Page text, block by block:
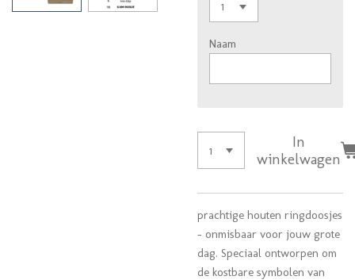
Naam
In
winkelwagen
prachtige houten ringdoosjes
- onmisbaar voor jouw grote
dag. Speciaal ontworpen om
de kostbare symbolen van